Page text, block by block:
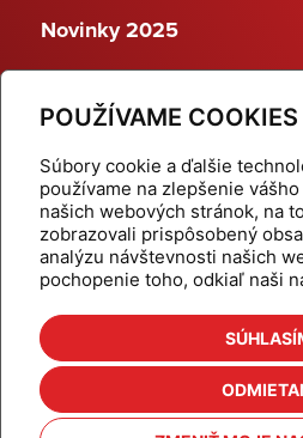
POUŽÍVAME COOKIES
Súbory cookie a ďalšie
používame na zlepšenie
našich webových stránok, na
zobrazovali prispôsobený
analýzu návštevnosti našich
pochopenie toho, odkiaľ naši
Novinky 2025
Dynamické termostatické ventily
Domov
Aktuality
Kalkulačky
Na stiahnutie